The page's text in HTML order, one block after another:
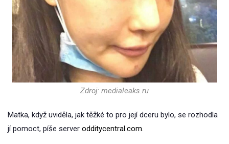
Zdroj: medialeaks.ru
Matka, když uviděla, jak těžké to pro její dceru bylo, se rozhodla
jí pomoct, píše server odditycentral.com.